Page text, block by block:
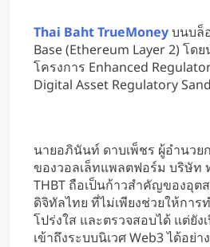
Thai Baht TrueMoneyบนบล็
Base (Ethereum Layer 2) โด
โครงการ Enhanced
Digital Asset Regulatory
นายอภินันท์ ดาบเพ็ชร ผู้อำนวย
ของวอลเล็ทแพลตฟอร์ม บริษัท
THBT ถือเป็นก้าวสำคัญของอุต
ดิจิทัลไทย ที่ไม่เพียงช่วยให้กา
โปร่งใส และตรวจสอบได้ แต่ยั
เข้าถึงระบบนิเวศ Web3 ได้อย่า